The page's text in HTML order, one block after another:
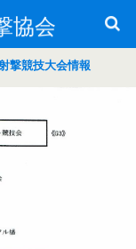
協会
撃競技大会情報